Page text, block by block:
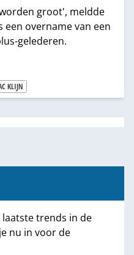
groot', meldde
een overname van een
gelederen.
KLIJN
trends in de
nu in voor de